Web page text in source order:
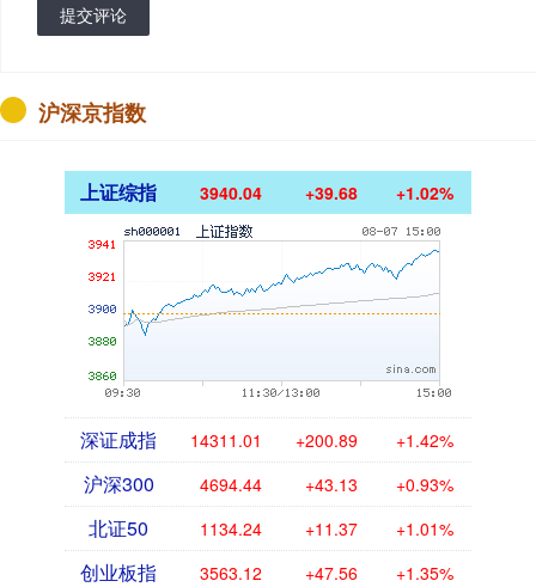
提交评论
沪深京指数
上证综指 3940.04 +39.68 +1.02%
深证成指 14311.01 +200.89 +1.42%
沪深300 4694.44 +43.13 +0.93%
北证50 1134.24 +11.37 +1.01%
创业板指 3563.12 +47.56 +1.35%